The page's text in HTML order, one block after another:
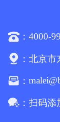
：4000-
：北京市
：
：扫码添